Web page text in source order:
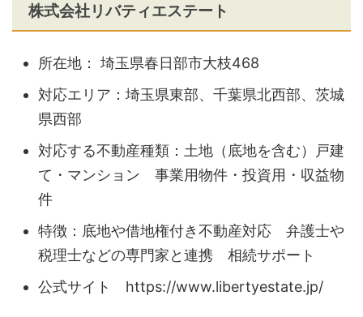
株式会社リバティエステート
所在地： 埼玉県春日部市大枝468
対応エリア：埼玉県東部、千葉県北西部、茨城
県西部
対応する不動産種類：土地（底地を含む）戸建
て・マンション 事業用物件・投資用・収益物
件
特徴：底地や借地権付き不動産対応 弁護士や
税理士などの専門家と連携 相続サポート
公式サイト https://www.libertyestate.jp/